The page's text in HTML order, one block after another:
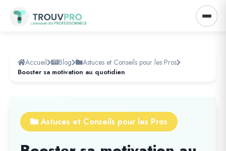
Accueil Blog Astuces et Conseils pour les Pros
Booster sa motivation au quotidien
Astuces et Conseils pour les Pros